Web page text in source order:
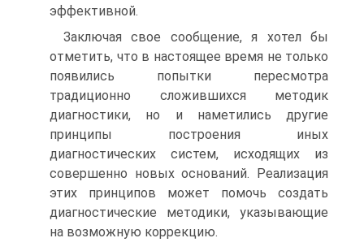
эффективной.
Заключая свое сообщение, я хотел бы
отметить, что в настоящее время не только
появились попытки пересмотра
традиционно сложившихся методик
диагностики, но и наметились другие
принципы построения иных
диагностических систем, исходящих из
совершенно новых оснований. Реализация
этих принципов может помочь создать
диагностические методики, указывающие
на возможную коррекцию.